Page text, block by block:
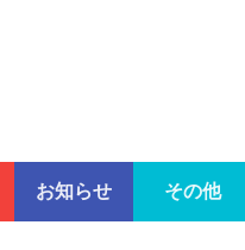
お知らせ その他